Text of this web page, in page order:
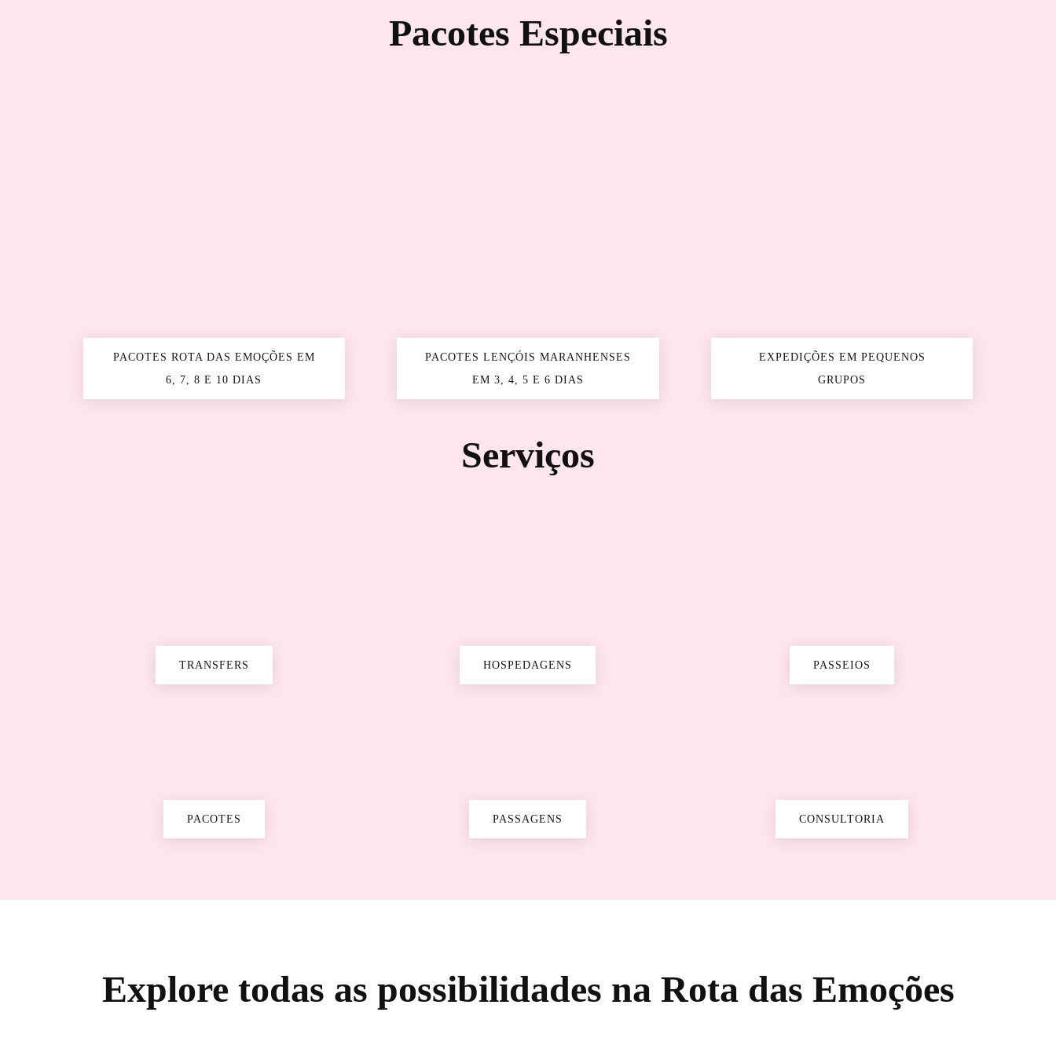
Pacotes Especiais
PACOTES ROTA DAS EMOÇÕES EM
6, 7, 8 E 10 DIAS
PACOTES LENÇÓIS MARANHENSES
EM 3, 4, 5 E 6 DIAS
EXPEDIÇÕES EM PEQUENOS
GRUPOS
Serviços
TRANSFERS HOSPEDAGENS PASSEIOS
PACOTES PASSAGENS CONSULTORIA
Explore todas as possibilidades na Rota das Emoções